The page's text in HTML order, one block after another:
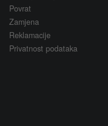
Povrat
Zamjena
Reklamacije
Privatnost podataka